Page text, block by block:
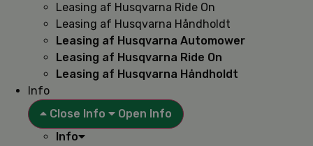
Leasing af Husqvarna Ride On
Leasing af Husqvarna Håndholdt
Leasing af Husqvarna Automower
Leasing af Husqvarna Ride On
Leasing af Husqvarna Håndholdt
Info
Close Info
Open Info
Info